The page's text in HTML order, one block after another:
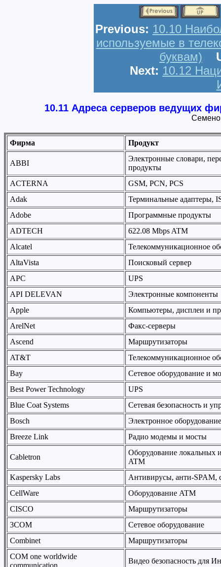
Previous: 10.10
используемые в
буквам)
Next: 10.12
10.11 Адреса серверов ведущих
Фирма Продукт
ABBI
Электронные словари,
продукты
ACTERNA
GSM, PCN, PCS
Adak
Терминальные адаптеры,
Adobe
Программные продукты
ADTECH
622.08 Mbps ATM
Alcatel
Телекоммуникационное
AltaVista
Поисковый сервер
APC
UPS
API DELEVAN
Электронные компоненты
Apple
Компьютеры, дисплеи и
ArelNet
Факс-серверы
Ascend
Маршрутизаторы
AT&T
Телекоммуникационное
Bay
Сетевое оборудование и
Best Power Technology
UPS
Blue Coat Systems
Сетевая безопасность и
Bosch
Электронное оборудование
Breeze Link
Радио модемы и мосты
Cabletron
Оборудование локальных
ATM
Kaspersky Labs
Антивирусы, анти-SPAM,
CellWare
Оборудование ATM
CISCO
Маршрутизаторы
3COM
Сетевое оборудование
Combinet
Маршрутизаторы
COM one worldwide
communication
Видео безопасность для